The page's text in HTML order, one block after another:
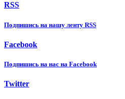
RSS
Подпишиcь на нашу ленту RSS
Facebook
Подпишиcь на нас на Facebook
Twitter